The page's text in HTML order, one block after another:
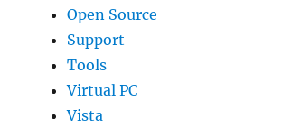
Open Source
Support
Tools
Virtual PC
Vista